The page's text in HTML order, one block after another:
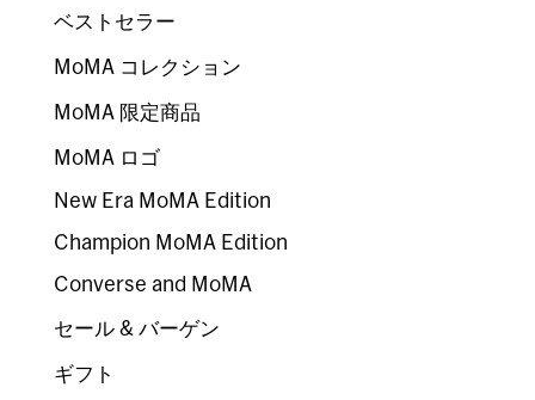
ベストセラー
MoMA コレクション
MoMA 限定商品
MoMA ロゴ
New Era MoMA Edition
Champion MoMA Edition
Converse and MoMA
セール & バーゲン
ギフト